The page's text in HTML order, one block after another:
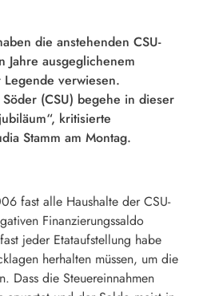
die anstehenden CSU-
Jahre ausgeglichenem
verwiesen.
(CSU) begehe in dieser
kritisierte
Stamm am Montag.
fast alle Haushalte der CSU-
Finanzierungssaldo
jeder Etataufstellung habe
herhalten müssen, um die
Dass die Steuereinnahmen